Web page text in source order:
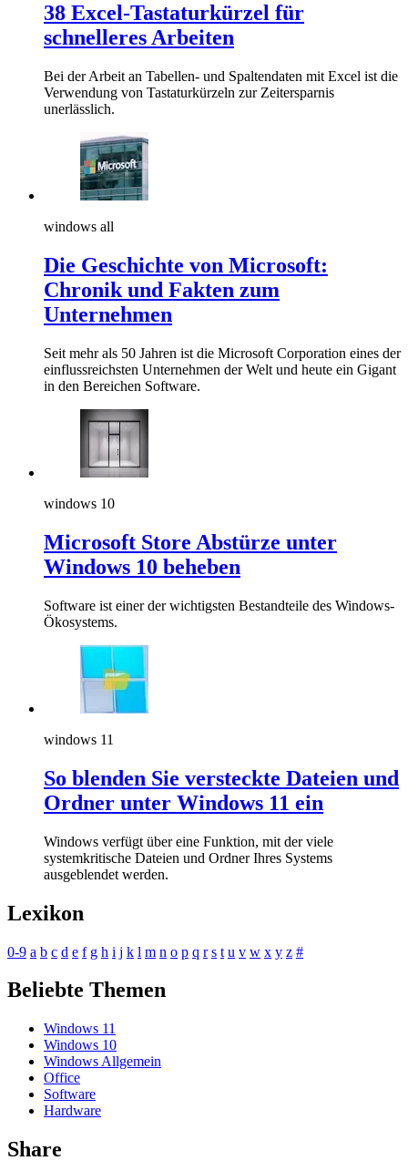
38 Excel-Tastaturkürzel für
schnelleres Arbeiten
Bei der Arbeit an Tabellen- und Spaltendaten mit Excel ist die
Verwendung von Tastaturkürzeln zur Zeitersparnis
unerlässlich.
windows all
Die Geschichte von Microsoft:
Chronik und Fakten zum
Unternehmen
Seit mehr als 50 Jahren ist die Microsoft Corporation eines der
einflussreichsten Unternehmen der Welt und heute ein Gigant
in den Bereichen Software.
windows 10
Microsoft Store Abstürze unter
Windows 10 beheben
Software ist einer der wichtigsten Bestandteile des Windows-
Ökosystems.
windows 11
So blenden Sie versteckte Dateien und
Ordner unter Windows 11 ein
Windows verfügt über eine Funktion, mit der viele
systemkritische Dateien und Ordner Ihres Systems
ausgeblendet werden.
Lexikon
0-9 a b c d e f g h i j k l m n o p q r s t u v w x y z #
Beliebte Themen
Windows 11
Windows 10
Windows Allgemein
Office
Software
Hardware
Share